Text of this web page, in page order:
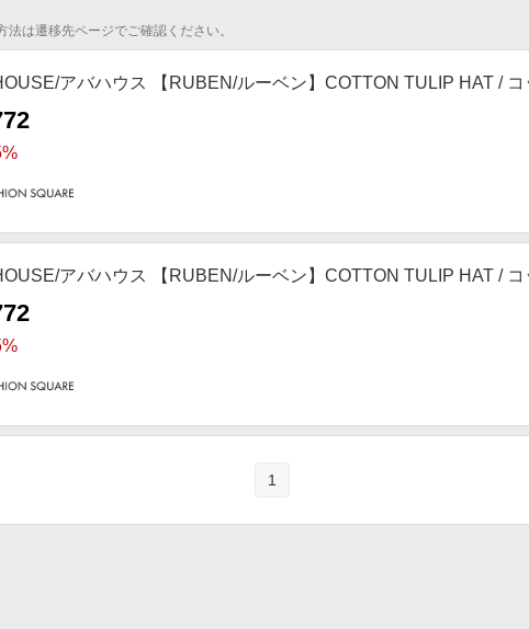
は遷移先ページでご確認ください。
アバハウス 【RUBEN/ルーベン】COTTON TULIP HAT /
アバハウス 【RUBEN/ルーベン】COTTON TULIP HAT /
1